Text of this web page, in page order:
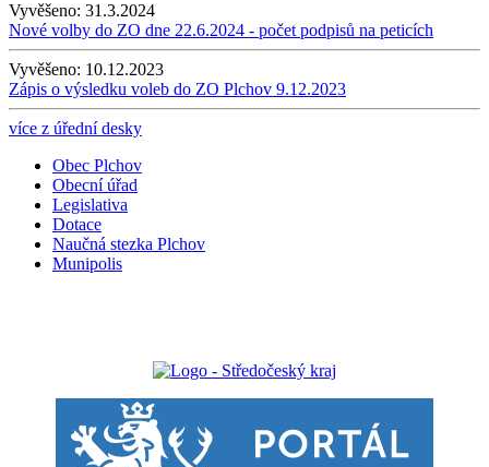
Vyvěšeno: 31.3.2024
Nové volby do ZO dne 22.6.2024 - počet podpisů na peticích
Vyvěšeno: 10.12.2023
Zápis o výsledku voleb do ZO Plchov 9.12.2023
více z úřední desky
Obec Plchov
Obecní úřad
Legislativa
Dotace
Naučná stezka Plchov
Munipolis